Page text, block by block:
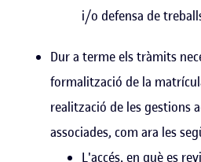
i/o defensa de
Dur a terme els tràmits
formalització de la
realització de les gestions
associades, com ara les
L'accés, en què es